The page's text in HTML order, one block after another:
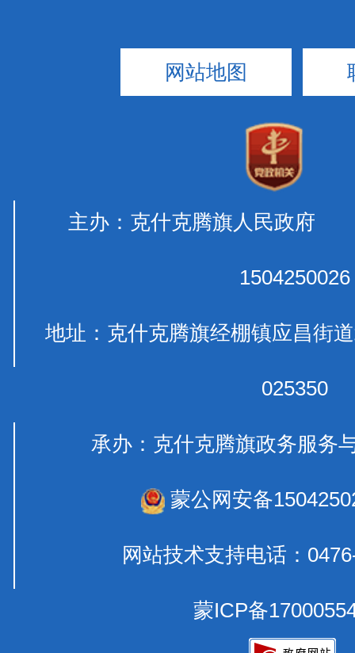
网站地图
主办：克什克腾旗人民政府
1504250026
地址：克什克腾旗经棚镇应
025350
承办：克什克腾旗政务服
蒙公网安备
网站技术支持电话：
蒙ICP备